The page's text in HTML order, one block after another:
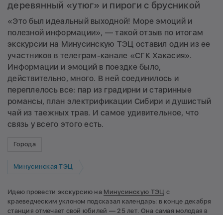
деревянный «утюг» и пироги с брусникой
«Это был идеальный выходной! Море эмоций и
полезной информации», — такой отзыв по итогам
экскурсии на Минусинскую ТЭЦ оставил один из ее
участников в телеграм-канале «СГК Хакасия».
Информации и эмоций в поездке было,
действительно, много. В ней соединилось и
переплелось все: пар из градирни и старинные
романсы, план электрификации Сибири и душистый
чай из таежных трав. И самое удивительное, что
связь у всего этого есть.
Города
Минусинская ТЭЦ
Идею провести экскурсию на Минусинскую ТЭЦ с
краеведческим уклоном подсказал календарь: в конце декабря
станция отмечает свой юбилей — 25 лет. Она самая молодая в